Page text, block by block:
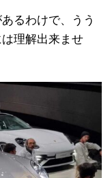
るわけで、うう
理解出来ませ